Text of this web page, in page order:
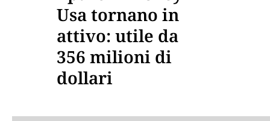
Usa tornano in
attivo: utile da
356 milioni di
dollari